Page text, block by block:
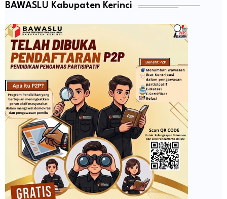
BAWASLU Kabupaten Kerinci